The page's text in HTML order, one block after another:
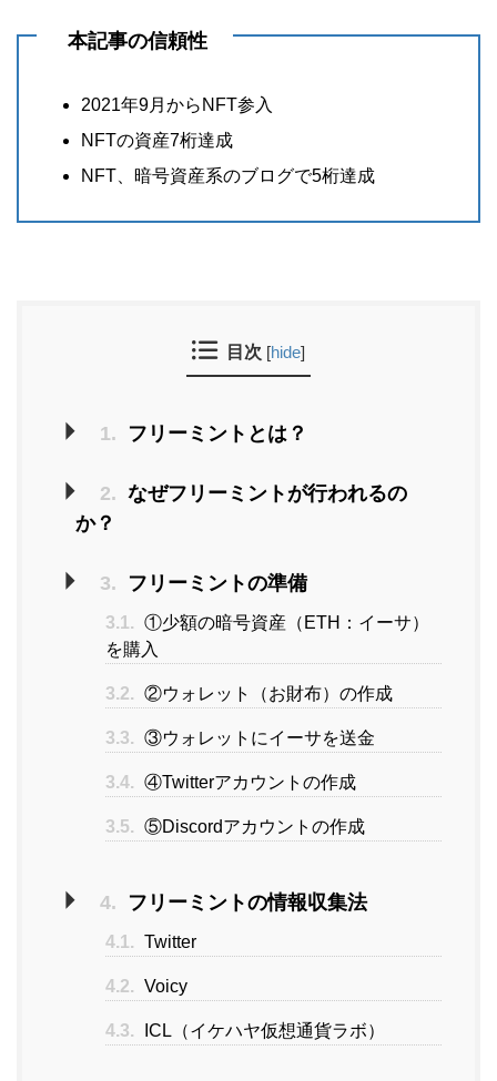
本記事の信頼性
2021年9月からNFT参入
NFTの資産7桁達成
NFT、暗号資産系のブログで5桁達成
目次 [hide]
1. フリーミントとは？
2. なぜフリーミントが行われるの
か？
3. フリーミントの準備
3.1. ①少額の暗号資産（ETH：イーサ）
を購入
3.2. ②ウォレット（お財布）の作成
3.3. ③ウォレットにイーサを送金
3.4. ④Twitterアカウントの作成
3.5. ⑤Discordアカウントの作成
4. フリーミントの情報収集法
4.1. Twitter
4.2. Voicy
4.3. ICL（イケハヤ仮想通貨ラボ）